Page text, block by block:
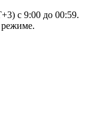
c 9:00 до 00:59.
режиме.